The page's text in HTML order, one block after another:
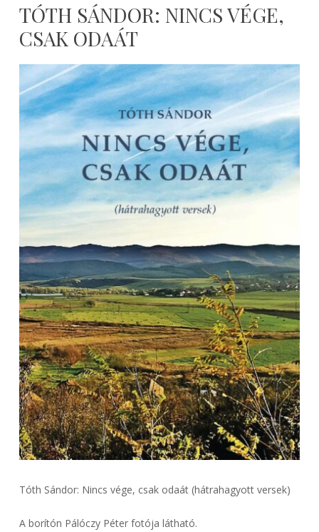
TÓTH SÁNDOR: NINCS VÉGE,
CSAK ODAÁT
Tóth Sándor: Nincs vége, csak odaát (hátrahagyott versek)
A borítón Pálóczy Péter fotója látható.